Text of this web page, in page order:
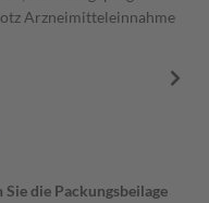
Arzneimitteleinnahme
die Packungsbeilage